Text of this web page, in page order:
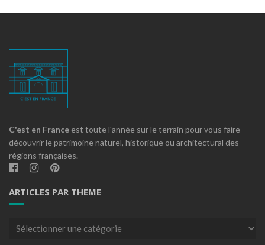
C'est en France est toute l'année sur le terrain pour vous faire
découvrir le patrimoine naturel, historique ou architectural des
régions françaises.
ARTICLES PAR THEME
Articles